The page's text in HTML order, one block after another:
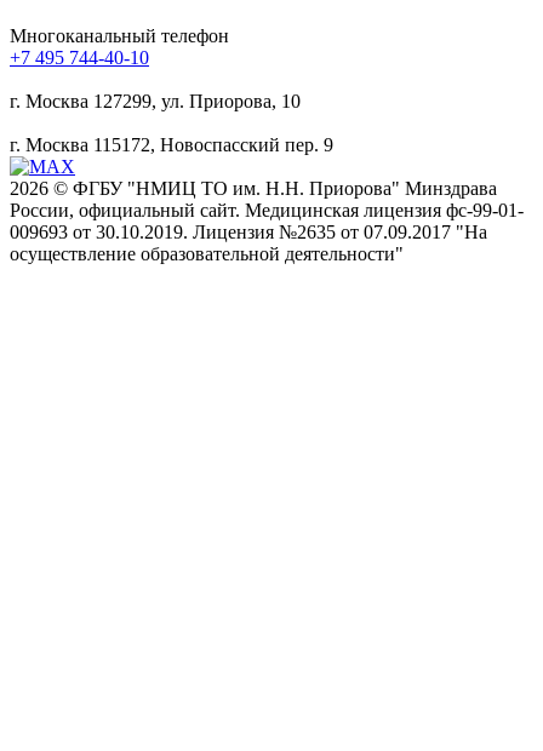
Mногоканальный телефон
+7 495 744-40-10
г. Москва 127299, ул. Приорова, 10
г. Москва 115172, Новоспасский пер. 9
2026 © ФГБУ "НМИЦ ТО им. Н.Н. Приорова" Минздрава
России, официальный сайт. Медицинская лицензия фс-99-01-
009693 от 30.10.2019. Лицензия №2635 от 07.09.2017 "На
осуществление образовательной деятельности"